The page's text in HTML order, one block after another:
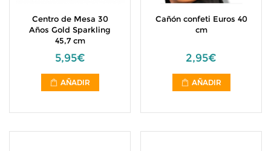
Centro de Mesa 30
Años Gold Sparkling
45,7 cm
5,95€
AÑADIR
Cañón confeti Euros 40
cm
2,95€
AÑADIR